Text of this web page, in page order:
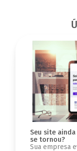
Seu site
se tornou?
Sua empresa